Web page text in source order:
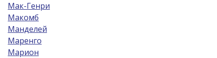
Мак-Генри
Макомб
Манделей
Маренго
Марион